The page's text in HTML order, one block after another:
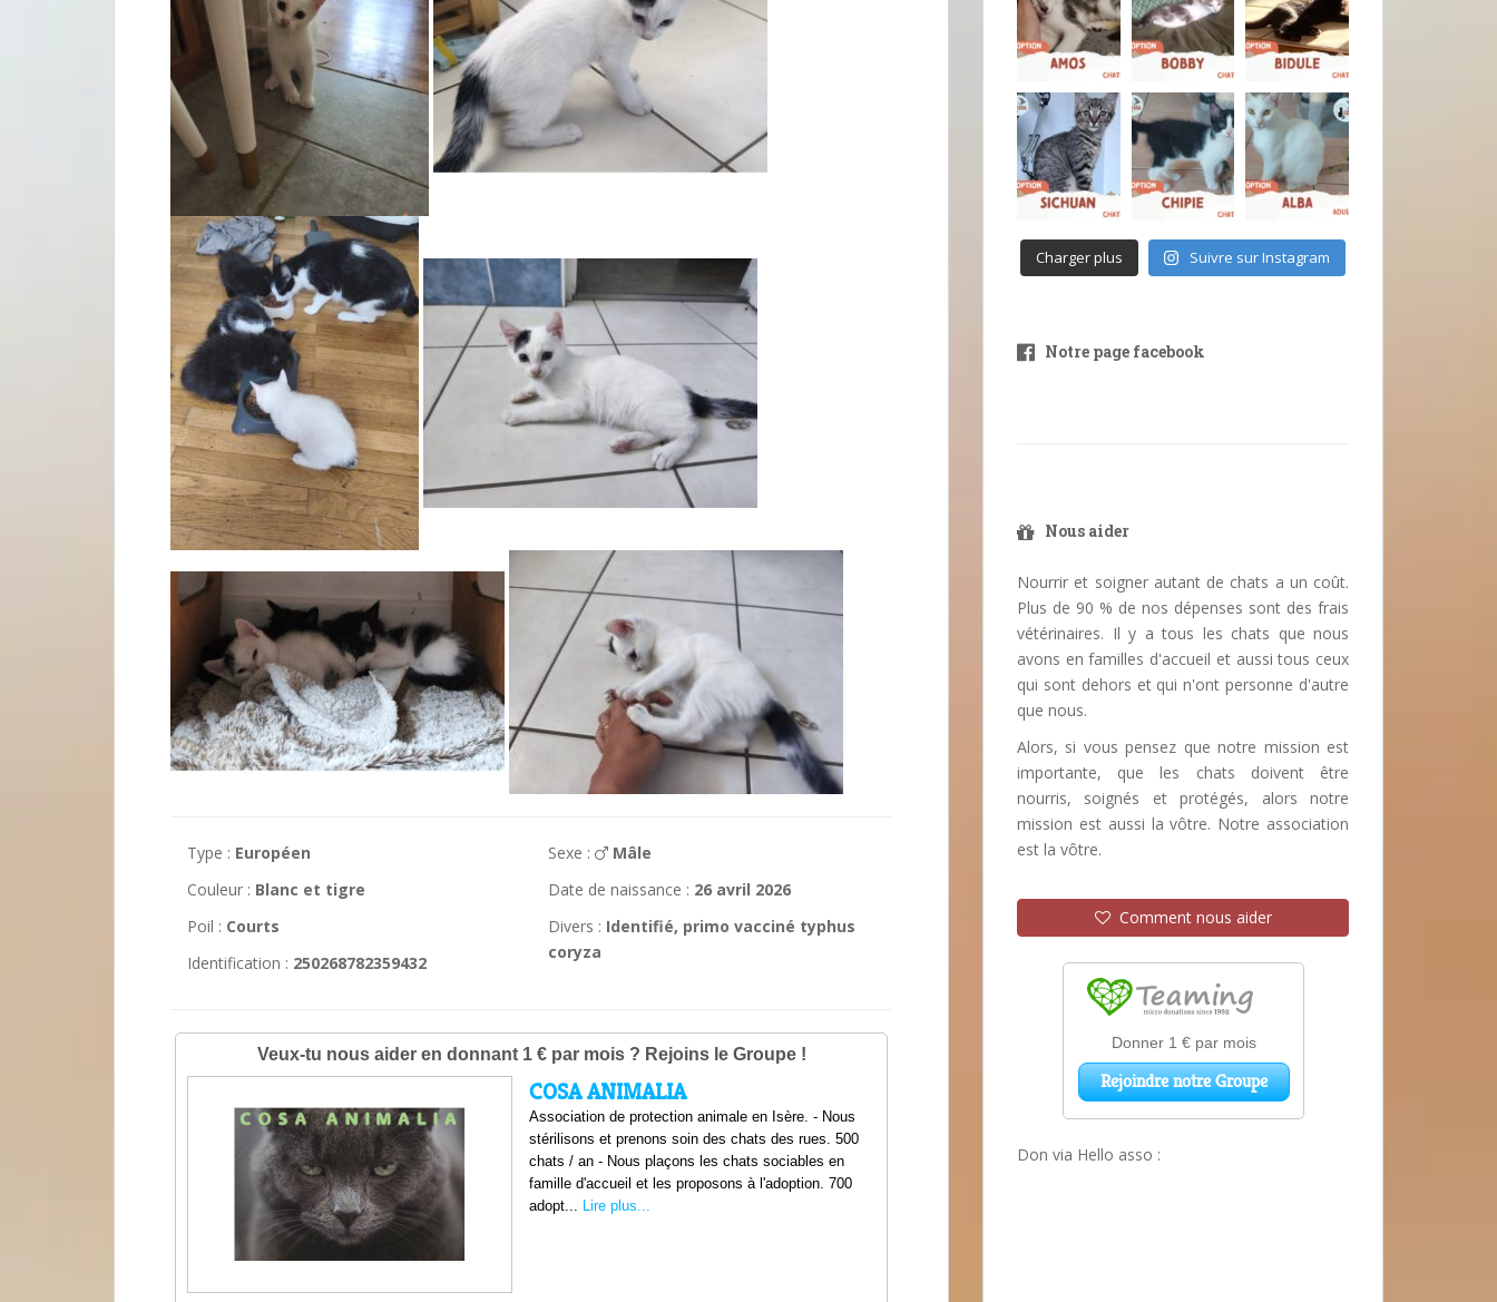
Type : Européen
Couleur : Blanc et tigre
Poil : Courts
Identification : 250268782359432
Sexe :
Mâle
Date de naissance : 26 avril 2026
Divers : Identifié, primo vacciné typhus
coryza
Charger plus Suivre sur Instagram
Notre page facebook
Nous aider
Nourrir et soigner autant de chats a un coût.
Plus de 90 % de nos dépenses sont des frais
vétérinaires. Il y a tous les chats que nous
avons en familles d'accueil et aussi tous ceux
qui sont dehors et qui n'ont personne d'autre
que nous.
Alors, si vous pensez que notre mission est
importante, que les chats doivent être
nourris, soignés et protégés, alors notre
mission est aussi la vôtre. Notre association
est la vôtre.
Comment nous aider
Don via Hello asso :